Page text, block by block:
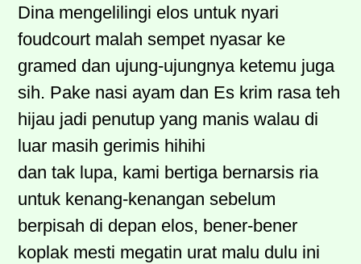
Dina mengelilingi elos untuk nyari
foudcourt malah sempet nyasar ke
gramed dan ujung-ujungnya ketemu juga
sih. Pake nasi ayam dan Es krim rasa teh
hijau jadi penutup yang manis walau di
luar masih gerimis hihihi
dan tak lupa, kami bertiga bernarsis ria
untuk kenang-kenangan sebelum
berpisah di depan elos, bener-bener
koplak mesti megatin urat malu dulu ini